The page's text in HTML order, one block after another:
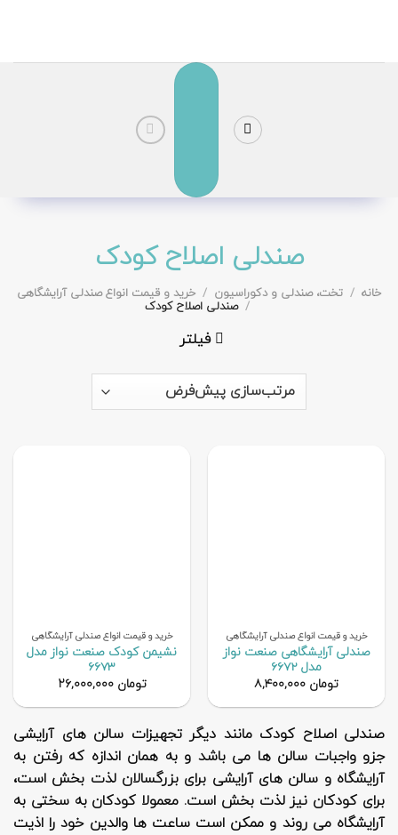
صندلی اصلاح کودک
خانه / تخت، صندلی و دکوراسیون / خرید و قیمت انواع صندلی آرایشگاهی
/ صندلی اصلاح کودک
فیلتر
خرید و قیمت انواع صندلی آرایشگاهی
صندلی آرایشگاهی صنعت نواز
مدل 6672
تومان
خرید و قیمت انواع صندلی آرایشگاهی
نشیمن کودک صنعت نواز مدل
6673
تومان ۲۶,۰۰۰,۰۰۰
صندلی اصلاح کودک مانند دیگر تجهیزات سالن های آرایشی
جزو واجبات سالن ها می باشد و به همان اندازه که رفتن به
آرایشگاه و سالن های آرایشی برای بزرگسالان لذت بخش است،
برای کودکان نیز لذت بخش است. معمولا کودکان به سختی به
آرایشگاه می روند و ممکن است ساعت ها والدین خود را اذیت